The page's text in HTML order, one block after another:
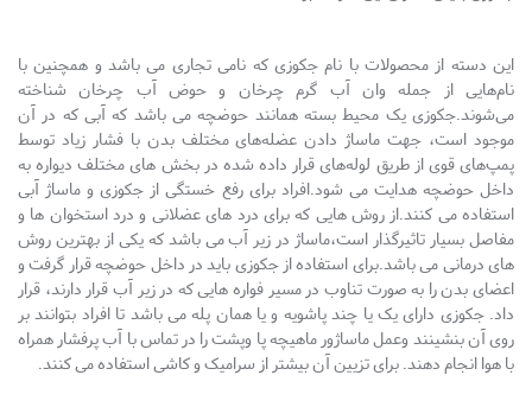
این دسته از محصولات با نام جکوزی که نامی تجاری می باشد و همچنین با
نام‎‎‎‎‎هایی از جمله وان آب گرم چرخان و حوض آب چرخان شناخته
می‌شوند.جکوزی یک محیط بسته همانند حوضچه می باشد که آبی که در آن
موجود است، جهت ماساژ دادن عضله‌های مختلف بدن با فشار زیاد توسط
پمپ‌های قوی از طریق لوله‌‎های قرار داده شده در بخش های مختلف دیواره به
داخل حوضچه هدایت می شود.افراد برای رفع خستگی از جکوزی و ماساژ آبی
استفاده می کنند.از روش هایی که برای درد های عضلانی و درد استخوان ها و
مفاصل بسیار تاثیرگذار است،ماساژ در زیر آب می باشد که یکی از بهترین روش
های درمانی می باشد.برای استفاده از جکوزی باید در داخل حوضچه قرار گرفت و
اعضای بدن را به صورت تناوب در مسیر فواره هایی که در زیر آب قرار دارند، قرار
داد. جکوزی دارای یک یا چند پاشویه و یا همان پله می باشد تا افراد بتوانند بر
روی آن بنشینند وعمل ماساژور ماهیچه پا وپشت را در تماس با آب پرفشار همراه
با هوا انجام دهند. برای تزیین آن بیشتر از سرامیک و کاشی استفاده می‌ کنند.